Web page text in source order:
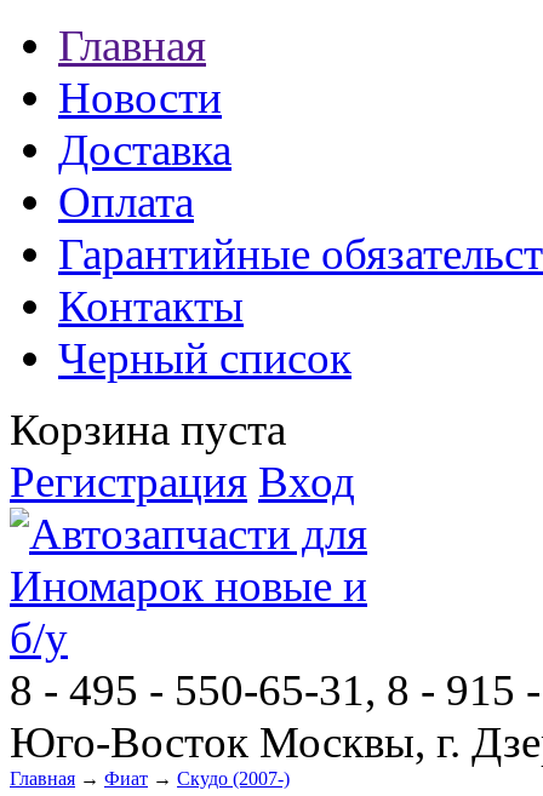
Главная
Новости
Доставка
Оплата
Гарантийные
Контакты
Черный список
Корзина пуста
Регистрация Вход
8 - 495 - 550-65-31, 8 - 915
Юго-Восток Москвы, г.
Главная → Фиат → Скудо (2007-)